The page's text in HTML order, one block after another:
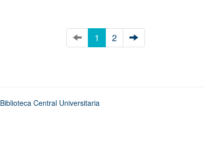
1 2
Biblioteca Central Universitaria